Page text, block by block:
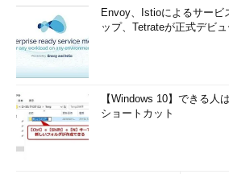
Envoy、Istioによるサービ
ップ、Tetrateが正式デビュ
【Windows 10】できる人
ショートカット